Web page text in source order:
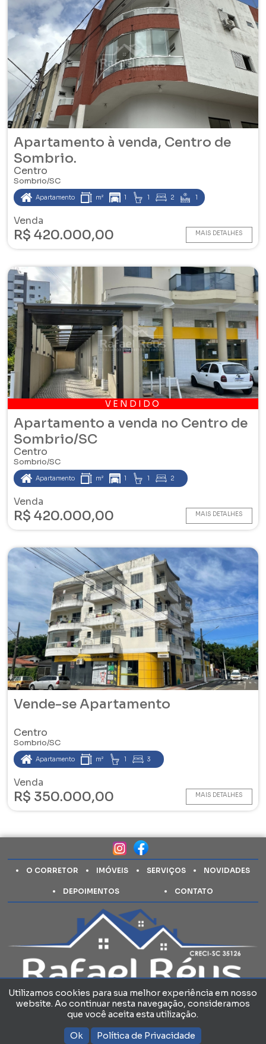
Apartamento à venda, Centro de
Sombrio.
Centro
Sombrio/SC
Apartamento m² 1 1 2 1
Venda
R$ 420.000,00 MAIS DETALHES
VENDIDO
Apartamento a venda no Centro de
Sombrio/SC
Centro
Sombrio/SC
Apartamento m² 1 1 2
Venda
R$ 420.000,00 MAIS DETALHES
Vende-se Apartamento
Centro
Sombrio/SC
Apartamento m² 1 3
Venda
R$ 350.000,00 MAIS DETALHES
Utilizamos cookies para sua melhor experiência em nosso
website. Ao continuar nesta navegação, consideramos
que você aceita esta utilização.
Ok
Política de Privacidade
O CORRETOR IMÓVEIS SERVIÇOS NOVIDADES
DEPOIMENTOS CONTATO
Política de Privacidade
Copyright 2024 - Rafael Réus